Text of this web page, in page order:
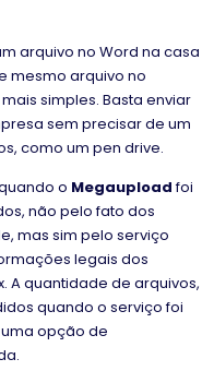
arquivo no Word na casa
mesmo arquivo no
simples. Basta enviar
sem precisar de um
como um pen drive.
o Megauploadfoi
não pelo fato dos
mas sim pelo serviço
legais dos
A quantidade de arquivos,
quando o serviço foi
opção de